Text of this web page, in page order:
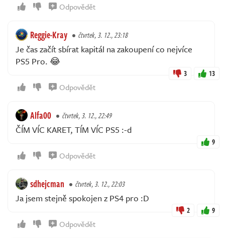
Odpovědět
Reggie-Kray čtvrtek, 3. 12., 23:18
Je čas začít sbírat kapitál na zakoupení co nejvíce
PS5 Pro. 😂
3 13
Odpovědět
Alfa00 čtvrtek, 3. 12., 22:49
ČÍM VÍC KARET, TÍM VÍC PS5 :-d
9
Odpovědět
sdhejcman čtvrtek, 3. 12., 22:03
Ja jsem stejně spokojen z PS4 pro :D
2 9
Odpovědět